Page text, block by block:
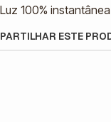
Luz 100%
PARTILHAR ESTE